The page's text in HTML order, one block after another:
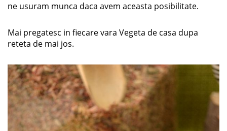
ne usuram munca daca avem aceasta posibilitate.
Mai pregatesc in fiecare vara Vegeta de casa dupa
reteta de mai jos.